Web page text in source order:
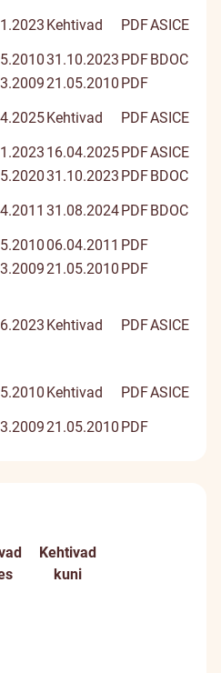
Kehtivad PDFASICE
31.10.2023 PDFBDOC
21.05.2010 PDF
Kehtivad PDFASICE
16.04.2025PDFASICE
31.10.2023 PDFBDOC
31.08.2024PDFBDOC
06.04.2011 PDF
21.05.2010 PDF
Kehtivad PDFASICE
Kehtivad PDFASICE
21.05.2010 PDF
Kehtivad
kuni